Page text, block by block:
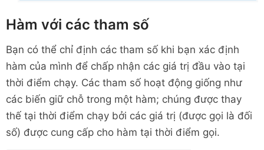
Hàm với các tham số
Bạn có thể chỉ định các tham số khi bạn xác định
hàm của mình để chấp nhận các giá trị đầu vào tại
thời điểm chạy. Các tham số hoạt động giống như
các biến giữ chỗ trong một hàm; chúng được thay
thế tại thời điểm chạy bởi các giá trị (được gọi là đối
số) được cung cấp cho hàm tại thời điểm gọi.